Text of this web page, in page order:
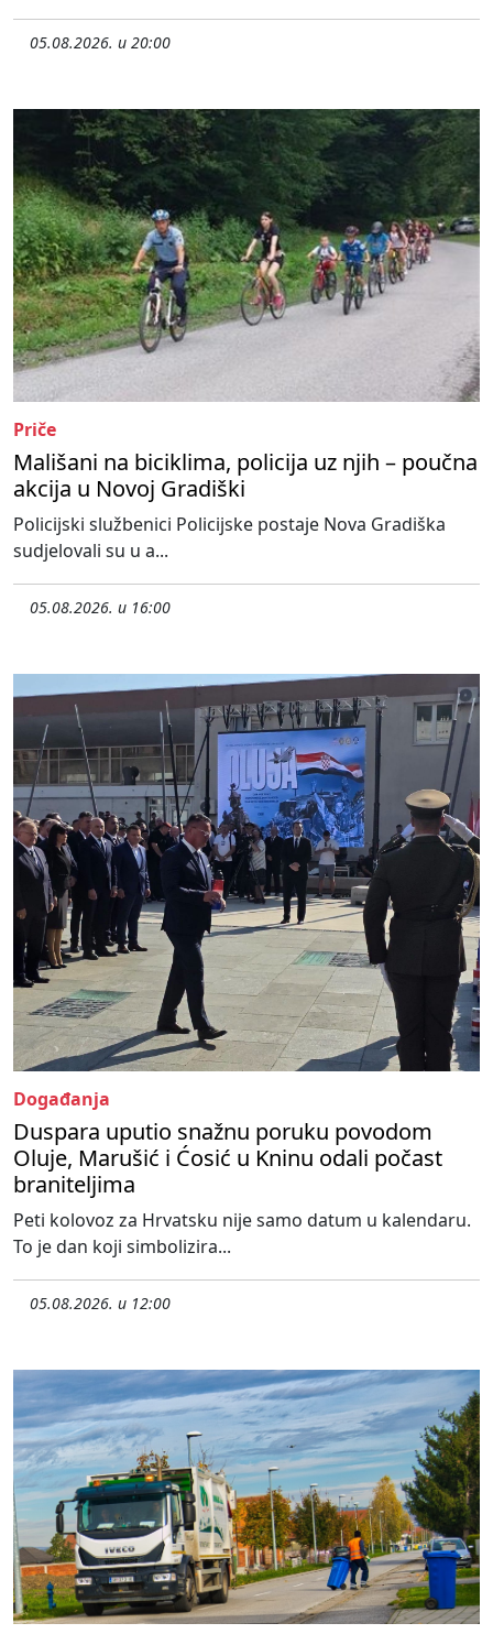
05.08.2026. u 20:00
Priče
Mališani na biciklima, policija uz njih – poučna
akcija u Novoj Gradiški
Policijski službenici Policijske postaje Nova Gradiška
sudjelovali su u a...
05.08.2026. u 16:00
Događanja
Duspara uputio snažnu poruku povodom
Oluje, Marušić i Ćosić u Kninu odali počast
braniteljima
Peti kolovoz za Hrvatsku nije samo datum u kalendaru.
To je dan koji simbolizira...
05.08.2026. u 12:00